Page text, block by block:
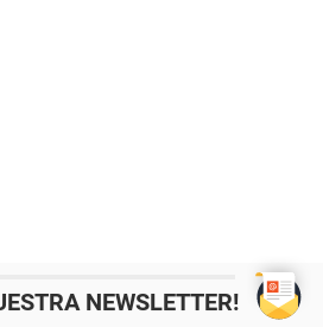
NEWSLETTER!